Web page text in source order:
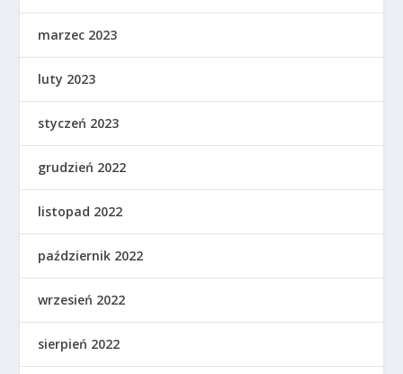
marzec 2023
luty 2023
styczeń 2023
grudzień 2022
listopad 2022
październik 2022
wrzesień 2022
sierpień 2022